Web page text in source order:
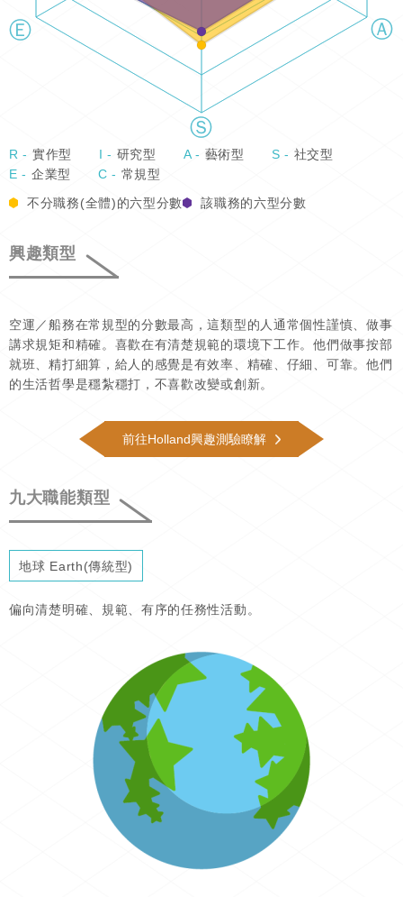
R - 實作型 I - 研究型 A - 藝術型 S - 社交型
E - 企業型 C - 常規型
不分職務(全體)的六型分數
該職務的六型分數
興趣類型
空運／船務在常規型的分數最高，這類型的人通常個性謹慎、做事
講求規矩和精確。喜歡在有清楚規範的環境下工作。他們做事按部
就班、精打細算，給人的感覺是有效率、精確、仔細、可靠。他們
的生活哲學是穩紮穩打，不喜歡改變或創新。
前往Holland興趣測驗瞭解
九大職能類型
地球 Earth(傳統型)
偏向清楚明確、規範、有序的任務性活動。